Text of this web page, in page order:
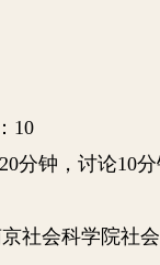
： 10
20分钟，讨论10
社会科学院社